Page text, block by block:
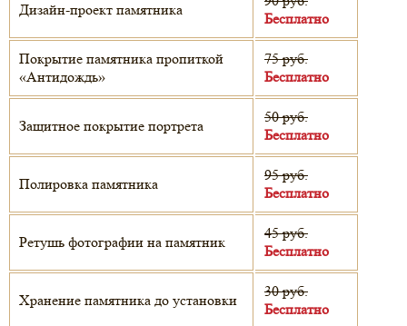
Дизайн-проект памятника
Бесплатно
Покрытие памятника пропиткой
«Антидождь»
75 руб.
Бесплатно
Защитное покрытие портрета
50 руб.
Бесплатно
Полировка памятника
95 руб.
Бесплатно
Ретушь фотографии на памятник
45 руб.
Бесплатно
Хранение памятника до установки
30 руб.
Бесплатно